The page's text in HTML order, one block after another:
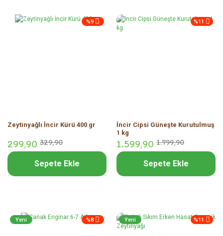
%9
Zeytinyağlı İncir Kürü 400 gr
299,90 329,90
Sepete Ekle
%11
İncir Cipsi Güneşte Kurutulmuş
1 kg
1.599,90 1.799,90
Sepete Ekle
%8
Yeni %11
Yeni